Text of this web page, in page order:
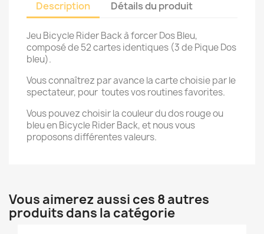
Description Détails du produit
Jeu Bicycle Rider Back à forcer Dos Bleu,
composé de 52 cartes identiques (3 de Pique Dos
bleu).
Vous connaîtrez par avance la carte choisie par le
spectateur, pour toutes vos routines favorites.
Vous pouvez choisir la couleur du dos rouge ou
bleu en Bicycle Rider Back, et nous vous
proposons différentes valeurs.
Vous aimerez aussi ces 8 autres
produits dans la catégorie